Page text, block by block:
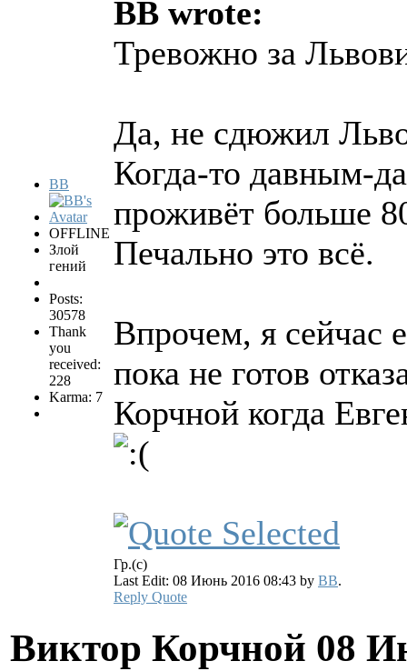
BB
OFFLINE
Злой
гений
Posts:
30578
Thank
you
received:
228
Karma: 7
BB wrote:
Тревожно за
Да, не сдюжил
Когда-то давным-
проживёт больше
Печально это всё.
Впрочем, я сейчас
пока не готов
Корчной когда
Гр.(с)
Last Edit: 08 Июнь 2016 08:43 by BB.
Reply Quote
Виктор Корчной 08